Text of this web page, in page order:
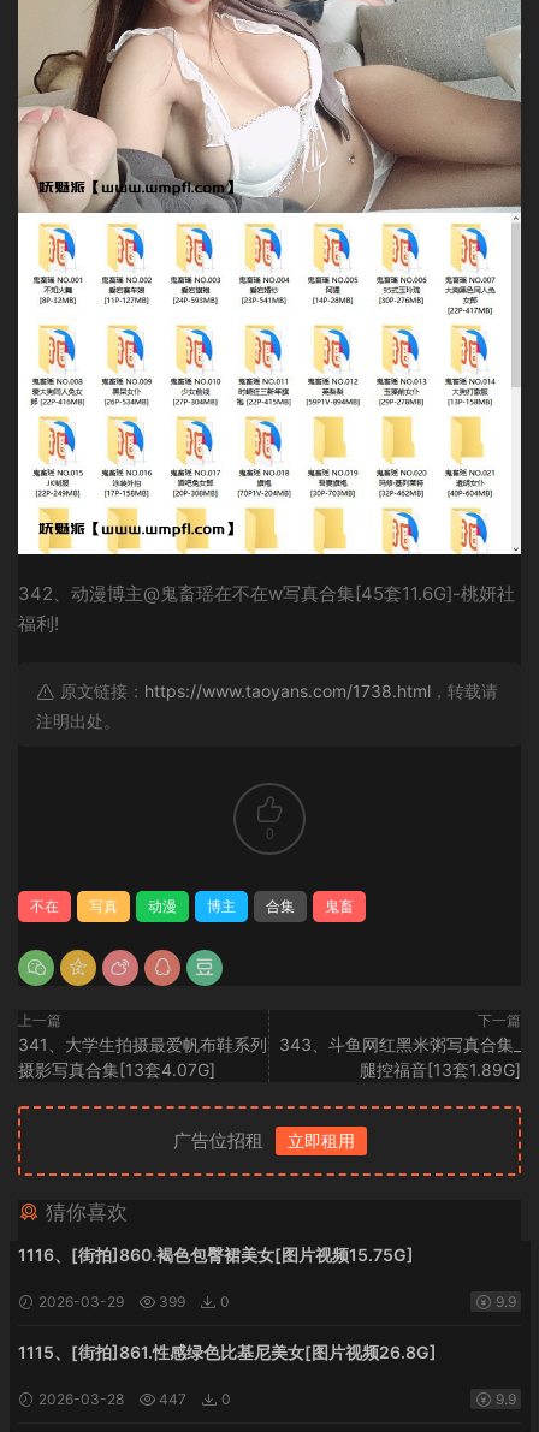
342、动漫博主@鬼畜瑶在不在w写真合集[45套11.6G]-桃妍社
福利!
原文链接： https://www.taoyans.com/1738.html ，转载请
注明出处。
0
不在 写真 动漫 博主 合集 鬼畜
上一篇
341、大学生拍摄最爱帆布鞋系列
摄影写真合集[13套4.07G]
下一篇
343、斗鱼网红黑米粥写真合集_
腿控福音[13套1.89G]
广告位招租 立即租用
猜你喜欢
1116、[街拍]860.褐色包臀裙美女[图片视频15.75G]
2026-03-29 399 0 9.9
1115、[街拍]861.性感绿色比基尼美女[图片视频26.8G]
2026-03-28 447 0 9.9